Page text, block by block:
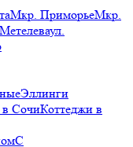
Мкр. ПриморьеМкр.
ул.
Эллинги
СочиКоттеджи в
С